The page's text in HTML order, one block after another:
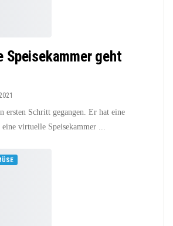
Speisekammer geht
ersten Schritt gegangen. Er hat eine
virtuelle Speisekammer ...